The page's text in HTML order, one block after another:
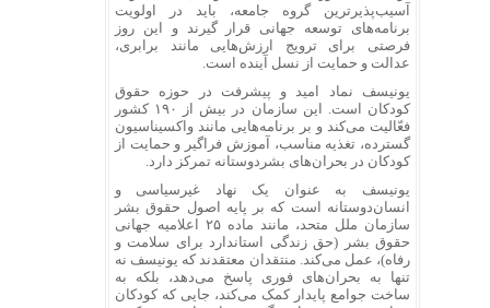
آسیب‌پذیرترین گروه جامعه، باید در اولویت
برنامه‌های توسعه جهانی قرار گیرند و این روز
فرصتی برای ترویج ارزش‌هایی مانند برابری،
عدالت و حمایت از نسل آینده است.
یونیسف نماد امید و پیشرفت در حوزه حقوق
کودکان است. این سازمان در بیش از ۱۹۰ کشور
فعّالیت می‌کند و بر برنامه‌هایی مانند واکسیناسیون
گسترده، تغذیه مناسب، آموزش فراگیر و حمایت از
کودکان در بحران‌های بشردوستانه تمرکز دارد.
یونیسف به عنوان یک نهاد غیرسیاسی و
انسان‌دوستانه است که بر پایه اصول حقوق بشر
سازمان ملل متحد، مانند ماده ۲۵ اعلامیه جهانی
حقوق بشر (حق زندگی استاندارد برای سلامت و
رفاه)، عمل می‌کند. منتقدان معتقدند که یونیسف نه
تنها به بحران‌های فوری پاسخ می‌دهد، بلکه به
ساخت جوامع پایدار کمک می‌کند، جایی که کودکان